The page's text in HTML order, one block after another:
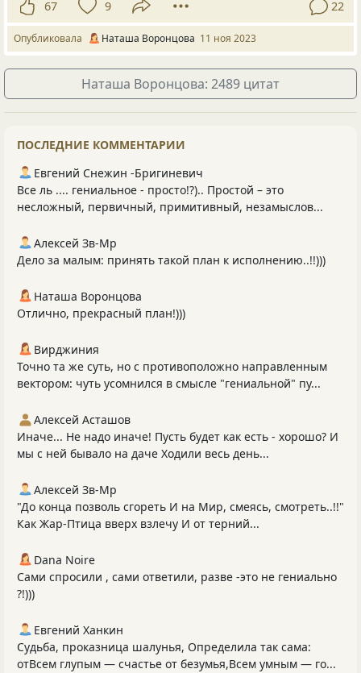
67 9 22
Опубликовала Наташа Воронцова 11 ноя 2023
Наташа Воронцова: 2489 цитат
ПОСЛЕДНИЕ КОММЕНТАРИИ
Евгений Снежин -Бригиневич
Все ль .... гениальное - просто!?).. Простой – это
несложный, первичный, примитивный, незамыслов...
Алексей Зв-Mp
Дело за малым: принять такой план к исполнению..!!)))
Наташа Воронцова
Отлично, прекрасный план!)))
Вирджиния
Точно та же суть, но с противоположно направленным
вектором: чуть усомнился в смысле "гениальной" пу...
Алексей Асташов
Иначе... Не надо иначе! Пусть будет как есть - хорошо? И
мы с ней бывало на даче Ходили весь день...
Алексей Зв-Mp
"До конца позволь сгореть И на Мир, смеясь, смотреть..!!"
Как Жар-Птица вверх взлечу И от терний...
Dana Noire
Сами спросили , сами ответили, разве -это не гениально
?!)))
Евгений Ханкин
Судьба, проказница шалунья, Определила так сама:
отВсем глупым — счастье от безумья,Всем умным — го...